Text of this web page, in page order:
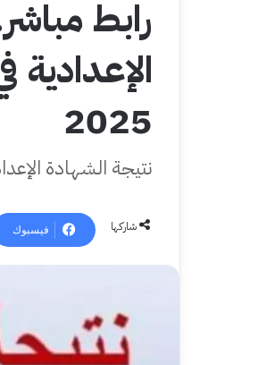
رابط
2025
نتيجة الشهادة
شاركها فيسبوك